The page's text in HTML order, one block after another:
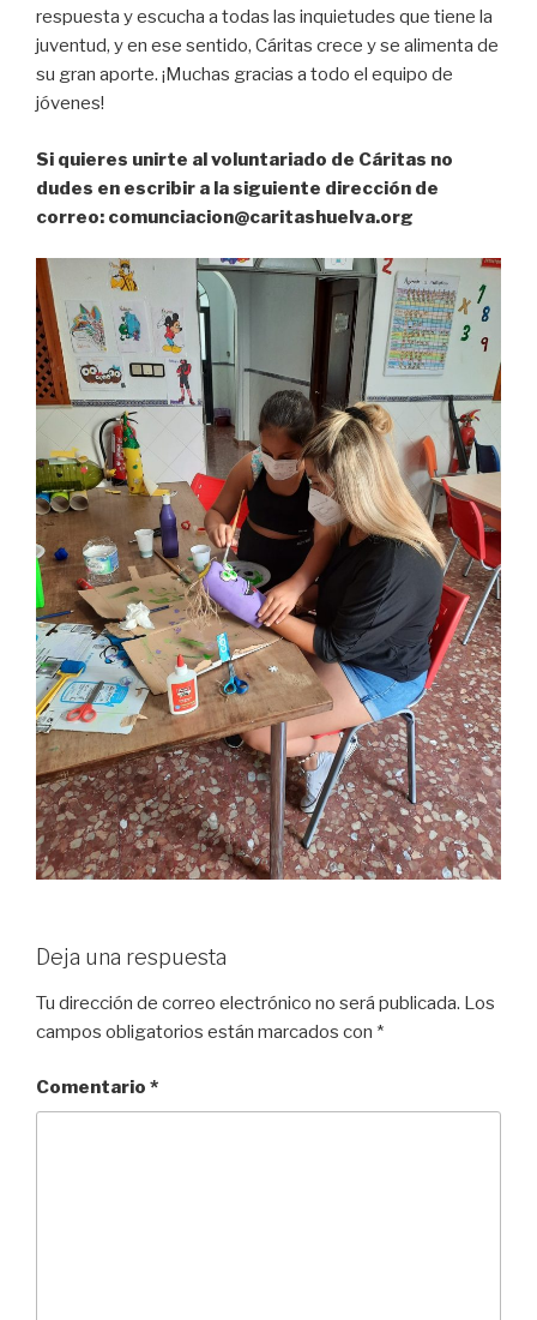
respuesta y escucha a todas las inquietudes que tiene la
juventud, y en ese sentido, Cáritas crece y se alimenta de
su gran aporte. ¡Muchas gracias a todo el equipo de
jóvenes!
Si quieres unirte al voluntariado de Cáritas no
dudes en escribir a la siguiente dirección de
correo: comunciacion@caritashuelva.org
Deja una respuesta
Tu dirección de correo electrónico no será publicada. Los
campos obligatorios están marcados con *
Comentario *